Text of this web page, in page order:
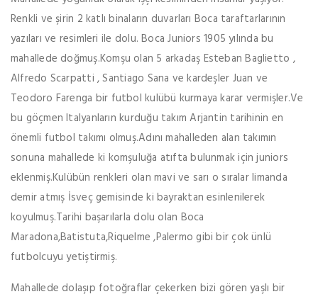
Renkli ve şirin 2 katlı binaların duvarları Boca taraftarlarının
yazıları ve resimleri ile dolu. Boca Juniors 1905 yılında bu
mahallede doğmuş.Komşu olan 5 arkadaş Esteban Baglietto ,
Alfredo Scarpatti , Santiago Sana ve kardeşler Juan ve
Teodoro Farenga bir futbol kulübü kurmaya karar vermişler.Ve
bu göçmen Italyanların kurduğu takım Arjantin tarihinin en
önemli futbol takımı olmuş.Adını mahalleden alan takımın
sonuna mahallede ki komşuluğa atıfta bulunmak için juniors
eklenmiş.Kulübün renkleri olan mavi ve sarı o sıralar limanda
demir atmış İsveç gemisinde ki bayraktan esinlenilerek
koyulmuş.Tarihi başarılarla dolu olan Boca
Maradona,Batistuta,Riquelme ,Palermo gibi bir çok ünlü
futbolcuyu yetiştirmiş.
Mahallede dolaşıp fotoğraflar çekerken bizi gören yaşlı bir